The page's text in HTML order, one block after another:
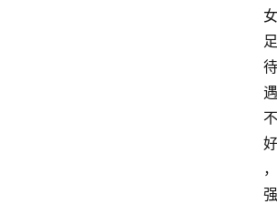
女
足
待
遇
不
好
，
强